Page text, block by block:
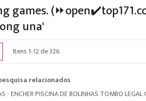
games.
una'
ListaItens 1-12de326
relacionados
- ENCHER PISCINA DE BOLINHAS TOMBO